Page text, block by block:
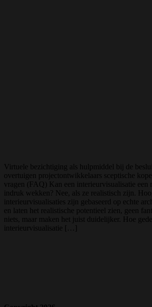
Virtuele bezichtiging als hulpmiddel bij de
overtuigen projectontwikkelaars sceptische
vragen (FAQ) Kan een interieurvisualisatie een
indruk wekken? Nee, als ze realistisch zijn.
interieurvisualisaties zijn gebaseerd op echte
en laten het realistische potentieel zien, geen
niets, maar maken het juist duidelijker. Hoe
interieurvisualisatie […]